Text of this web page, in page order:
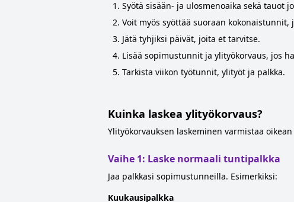
Syötä sisään- ja ulosmenoaika sekä tauot
Voit myös syöttää suoraan kokonaistunnit,
Jätä tyhjiksi päivät, joita et tarvitse.
Lisää sopimustunnit ja ylityökorvaus, jos
Tarkista viikon työtunnit, ylityöt ja palkka.
Kuinka laskea ylityökorvaus?
Ylityökorvauksen laskeminen varmistaa
Vaihe 1: Laske normaali tuntipalkka
Jaa palkkasi sopimustunneilla. Esimerkiksi:
Kuukausipalkka